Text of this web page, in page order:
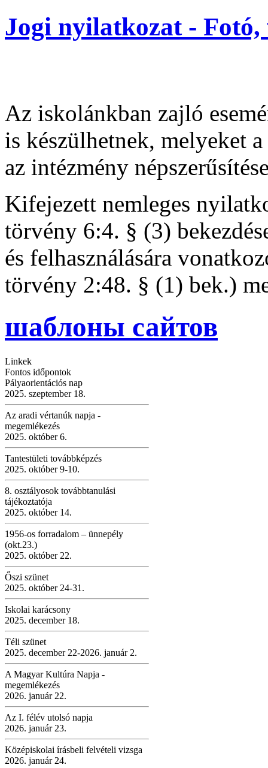
Jogi nyilatkozat - Fotó,
Az iskolánkban zajló
is készülhetnek, melyeket
az intézmény
Kifejezett nemleges
törvény 6:4. § (3)
és felhasználására
törvény 2:48. § (1) bek.)
шаблоны сайтов
Linkek
Fontos időpontok
Pályaorientációs nap
2025. szeptember 18.
Az aradi vértanúk napja -
megemlékezés
2025. október 6.
Tantestületi továbbképzés
2025. október 9-10.
8. osztályosok továbbtanulási
tájékoztatója
2025. október 14.
1956-os forradalom – ünnepély
(okt.23.)
2025. október 22.
Őszi szünet
2025. október 24-31.
Iskolai karácsony
2025. december 18.
Téli szünet
2025. december 22-2026. január 2.
A Magyar Kultúra Napja -
megemlékezés
2026. január 22.
Az I. félév utolsó napja
2026. január 23.
Középiskolai írásbeli felvételi vizsga
2026. január 24.